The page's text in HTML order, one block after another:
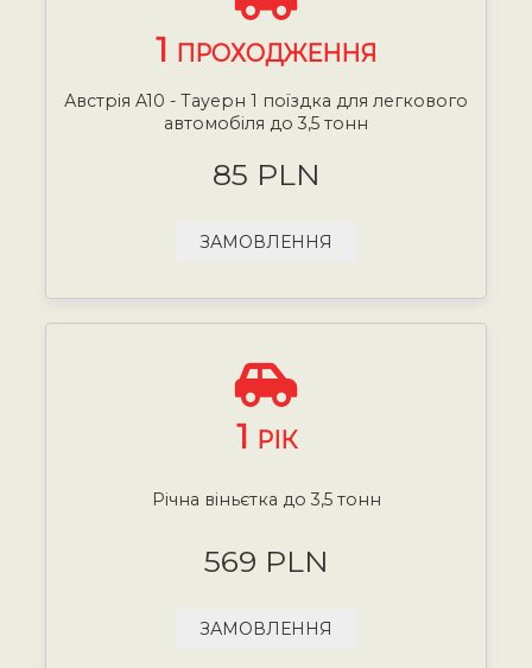
1 ПРОХОДЖЕННЯ
Австрія A10 - Тауерн 1 поїздка для легкового
автомобіля до 3,5 тонн
85 PLN
ЗАМОВЛЕННЯ
1 РІК
Річна віньєтка до 3,5 тонн
569 PLN
ЗАМОВЛЕННЯ